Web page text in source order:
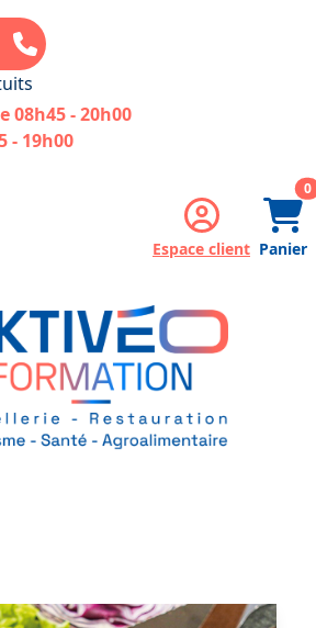
08h45 - 20h00
- 19h00
Espace client Panier
0